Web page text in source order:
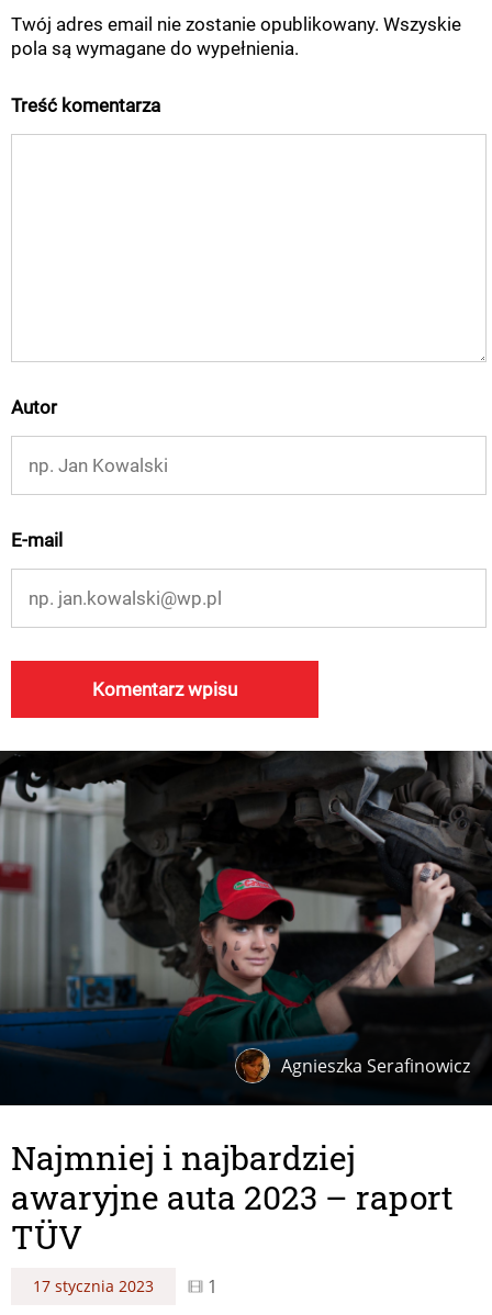
Twój adres email nie zostanie opublikowany. Wszyskie
pola są wymagane do wypełnienia.
Treść komentarza
Autor
E-mail
Agnieszka Serafinowicz
Najmniej i najbardziej
awaryjne auta 2023 – raport
TÜV
17 stycznia 2023 1